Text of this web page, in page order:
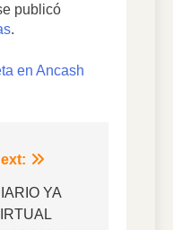
publicó
.
en Ancash
YA